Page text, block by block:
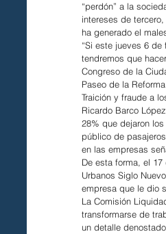
“perdón” a la
intereses de
ha generado el
“Si este jueves 6
tendremos que
Congreso de la
Paseo de la
Traición y fraude a
Ricardo Barco
28% que dejaron
público de
en las empresas
De esta forma, el
Urbanos Siglo
empresa que le dio
La Comisión
transformarse de
un detalle